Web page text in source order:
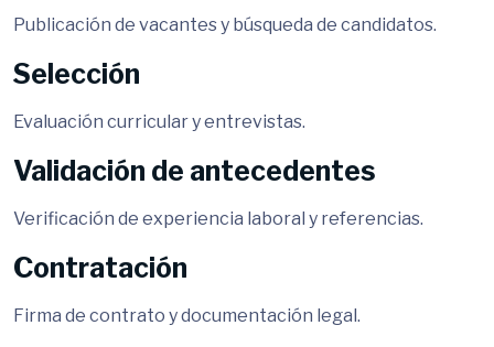
Publicación de vacantes y búsqueda de candidatos.
Selección
Evaluación curricular y entrevistas.
Validación de antecedentes
Verificación de experiencia laboral y referencias.
Contratación
Firma de contrato y documentación legal.